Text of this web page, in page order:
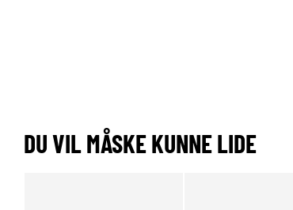
DU VIL MÅSKE KUNNE LIDE